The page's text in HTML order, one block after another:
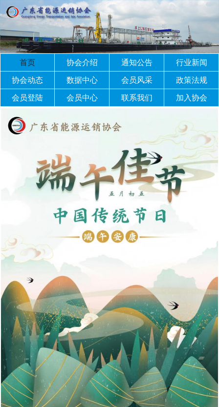
首页 协会介绍 通知公告 行业新闻
协会动态 数据中心 会员风采 政策法规
会员登陆 会员中心 联系我们 加入协会